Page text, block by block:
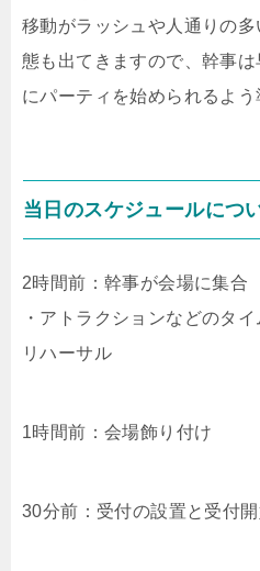
移動がラッシュや人通りの
態も出てきますので、幹事
にパーティを始められるよう
当日のスケジュールにつ
2時間前：幹事が会場に集合
・アトラクションなどのタ
リハーサル
1時間前：会場飾り付け
30分前：受付の設置と受付